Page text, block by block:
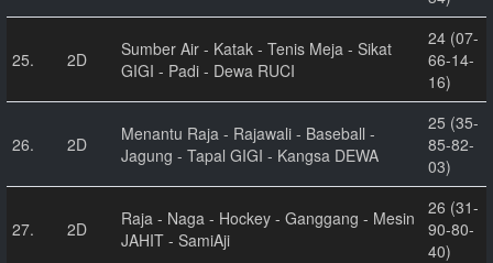
25. 2D
Sumber Air - Katak - Tenis Meja - Sikat
GIGI - Padi - Dewa RUCI
24 (07-
66-14-
16)
26. 2D
Menantu Raja - Rajawali - Baseball -
Jagung - Tapal GIGI - Kangsa DEWA
25 (35-
85-82-
03)
27. 2D
Raja - Naga - Hockey - Ganggang - Mesin
JAHIT - SamiAji
26 (31-
90-80-
40)